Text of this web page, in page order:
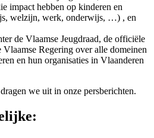
impact hebben op kinderen en
welzijn, werk, onderwijs, …) , en
de Vlaamse Jeugdraad, de officiële
Vlaamse Regering over alle domeinen
en hun organisaties in Vlaanderen
we uit in onze persberichten.